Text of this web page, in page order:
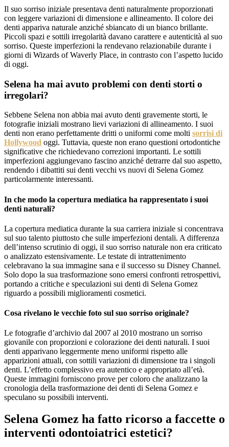
Il suo sorriso iniziale presentava denti naturalmente proporzionati
con leggere variazioni di dimensione e allineamento. Il colore dei
denti appariva naturale anziché sbiancato di un bianco brillante.
Piccoli spazi e sottili irregolarità davano carattere e autenticità al suo
sorriso. Queste imperfezioni la rendevano relazionabile durante i
giorni di Wizards of Waverly Place, in contrasto con l’aspetto lucido
di oggi.
Selena ha mai avuto problemi con denti storti o
irregolari?
Sebbene Selena non abbia mai avuto denti gravemente storti, le
fotografie iniziali mostrano lievi variazioni di allineamento. I suoi
denti non erano perfettamente dritti o uniformi come molti sorrisi di
Hollywood oggi. Tuttavia, queste non erano questioni ortodontiche
significative che richiedevano correzioni importanti. Le sottili
imperfezioni aggiungevano fascino anziché detrarre dal suo aspetto,
rendendo i dibattiti sui denti vecchi vs nuovi di Selena Gomez
particolarmente interessanti.
In che modo la copertura mediatica ha rappresentato i suoi
denti naturali?
La copertura mediatica durante la sua carriera iniziale si concentrava
sul suo talento piuttosto che sulle imperfezioni dentali. A differenza
dell’intenso scrutinio di oggi, il suo sorriso naturale non era criticato
o analizzato estensivamente. Le testate di intrattenimento
celebravano la sua immagine sana e il successo su Disney Channel.
Solo dopo la sua trasformazione sono emersi confronti retrospettivi,
portando a critiche e speculazioni sui denti di Selena Gomez
riguardo a possibili miglioramenti cosmetici.
Cosa rivelano le vecchie foto sul suo sorriso originale?
Le fotografie d’archivio dal 2007 al 2010 mostrano un sorriso
giovanile con proporzioni e colorazione dei denti naturali. I suoi
denti apparivano leggermente meno uniformi rispetto alle
apparizioni attuali, con sottili variazioni di dimensione tra i singoli
denti. L’effetto complessivo era autentico e appropriato all’età.
Queste immagini forniscono prove per coloro che analizzano la
cronologia della trasformazione dei denti di Selena Gomez e
speculano su possibili interventi.
Selena Gomez ha fatto ricorso a faccette o
interventi odontoiatrici estetici?